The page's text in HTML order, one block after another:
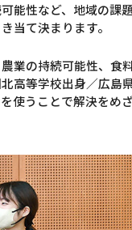
能性など、地域の
当て決まります。
業の持続可能性、
高等学校出身／広
使うことで解決をめ